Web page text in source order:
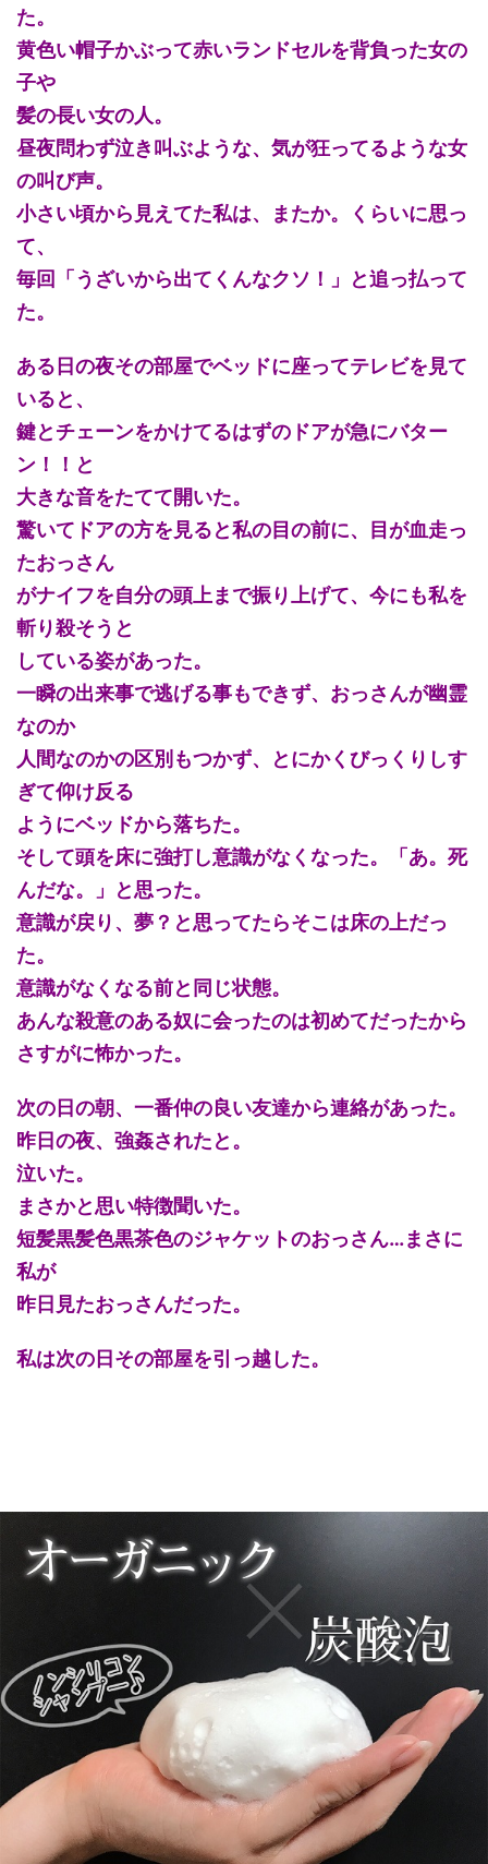
た。
黄色い帽子かぶって赤いランドセルを背負った女の
子や
髪の長い女の人。
昼夜問わず泣き叫ぶような、気が狂ってるような女
の叫び声。
小さい頃から見えてた私は、またか。くらいに思っ
て、
毎回「うざいから出てくんなクソ！」と追っ払って
た。
ある日の夜その部屋でベッドに座ってテレビを見て
いると、
鍵とチェーンをかけてるはずのドアが急にバター
ン！！と
大きな音をたてて開いた。
驚いてドアの方を見ると私の目の前に、目が血走っ
たおっさん
がナイフを自分の頭上まで振り上げて、今にも私を
斬り殺そうと
している姿があった。
一瞬の出来事で逃げる事もできず、おっさんが幽霊
なのか
人間なのかの区別もつかず、とにかくびっくりしす
ぎて仰け反る
ようにベッドから落ちた。
そして頭を床に強打し意識がなくなった。「あ。死
んだな。」と思った。
意識が戻り、夢？と思ってたらそこは床の上だっ
た。
意識がなくなる前と同じ状態。
あんな殺意のある奴に会ったのは初めてだったから
さすがに怖かった。
次の日の朝、一番仲の良い友達から連絡があった。
昨日の夜、強姦されたと。
泣いた。
まさかと思い特徴聞いた。
短髪黒髪色黒茶色のジャケットのおっさん…まさに
私が
昨日見たおっさんだった。
私は次の日その部屋を引っ越した。